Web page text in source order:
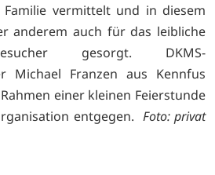
vermittelt und in diesem
anderem auch für das leibliche
gesorgt. DKMS-
Michael Franzen aus Kennfus
einer kleinen Feierstunde
entgegen. Foto: privat